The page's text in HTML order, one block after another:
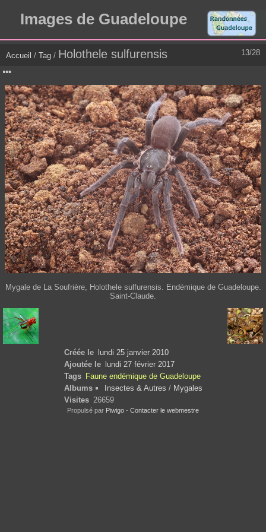
Images de Guadeloupe
13/28
Accueil / Tag / Holothele sulfurensis
Mygale de La Soufrière, Holothele sulfurensis. Endémique de Guadeloupe.
Saint-Claude.
Créée le
lundi 25 janvier 2010
Ajoutée le
lundi 27 février 2017
Tags Faune endémique de Guadeloupe
Albums
Insectes & Autres / Mygales
Visites 26659
Propulsé par Piwigo - Contacter le webmestre